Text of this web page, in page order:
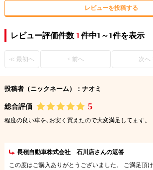
レビューを投稿する
レビュー評価件数 1 件中1～1件を表示
≪ 最初へ < 前へ 次へ
投稿者（ニックネーム）：ナオミ
総合評価 5
程度の良い車を､お安く買えたので大変満足してます。
長嶺自動車株式会社 石川店さんの返答
この度はご購入ありがとうございました。 ご満足頂